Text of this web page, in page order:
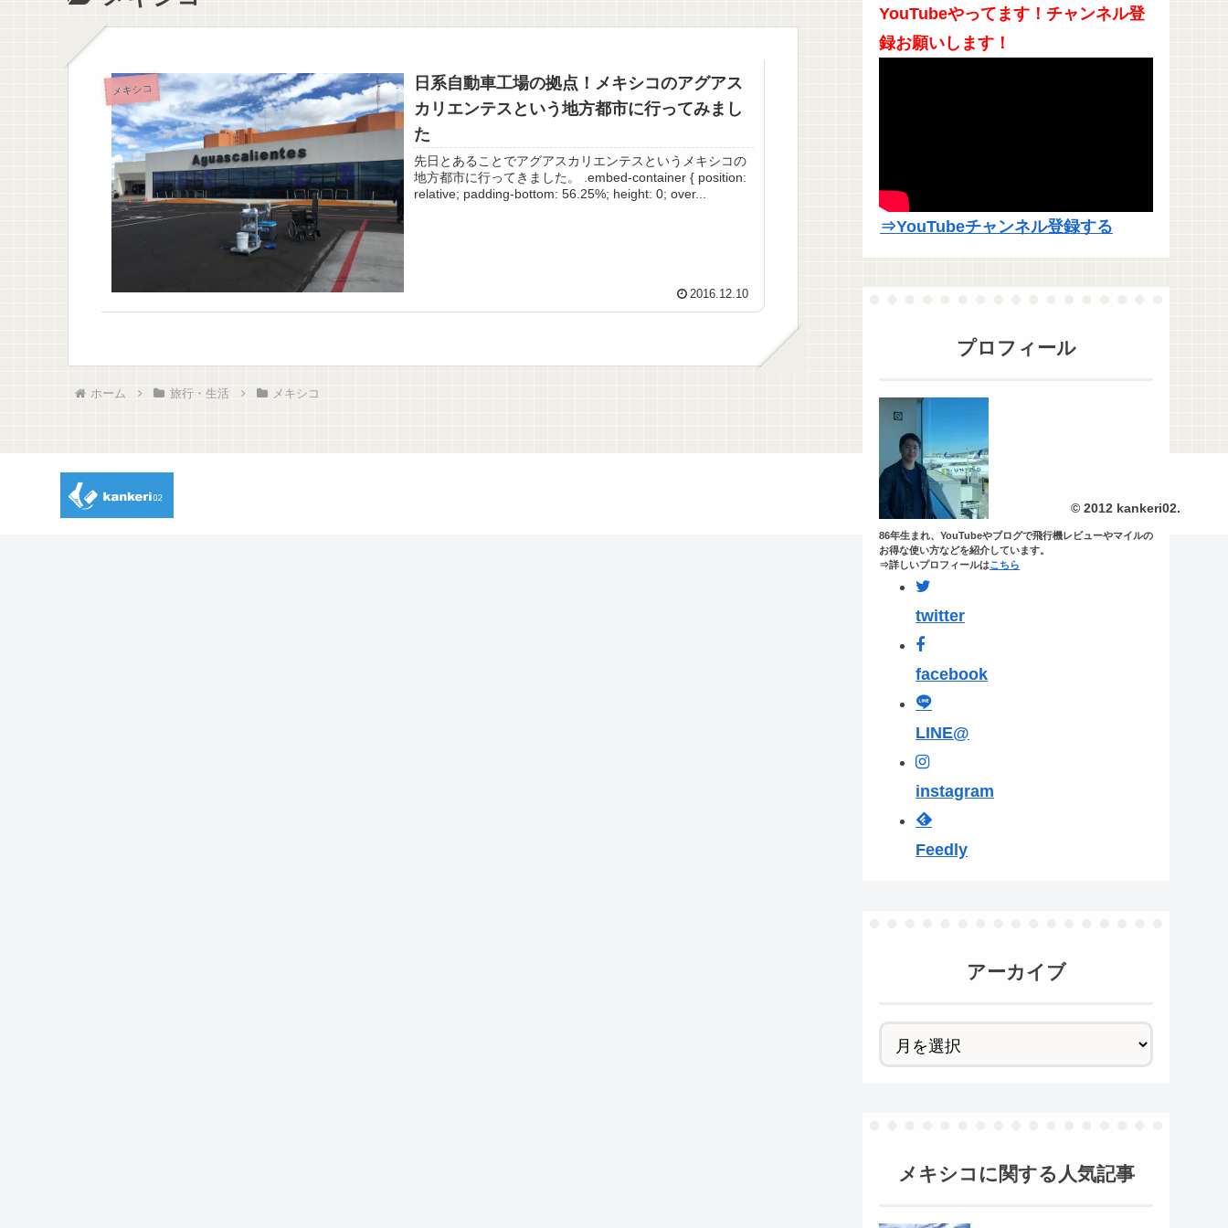
メキシコ
日系自動車工場の拠点！メキシコのアグアス
カリエンテスという地方都市に行ってみまし
た
先日とあることでアグアスカリエンテスというメキシコの
地方都市に行ってきました。 .embed-container { position:
relative; padding-bottom: 56.25%; height: 0; over...
2016.12.10
ホーム 旅行・生活 メキシコ
YouTubeやってます！チャンネル登
録お願いします！
⇒YouTubeチャンネル登録する
プロフィール
86年生まれ、YouTubeやブログで飛行機レビューやマイルの
お得な使い方などを紹介しています。
⇒詳しいプロフィールはこちら
twitter
facebook
LINE@
instagram
Feedly
アーカイブ
メキシコ に関する人気記事
© 2012 kankeri02.